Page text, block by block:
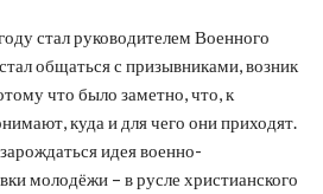
стал руководителем Военного
общаться с призывниками, возник
что было заметно, что, к
куда и для чего они приходят.
идея военно-
молодёжи – в русле христианского